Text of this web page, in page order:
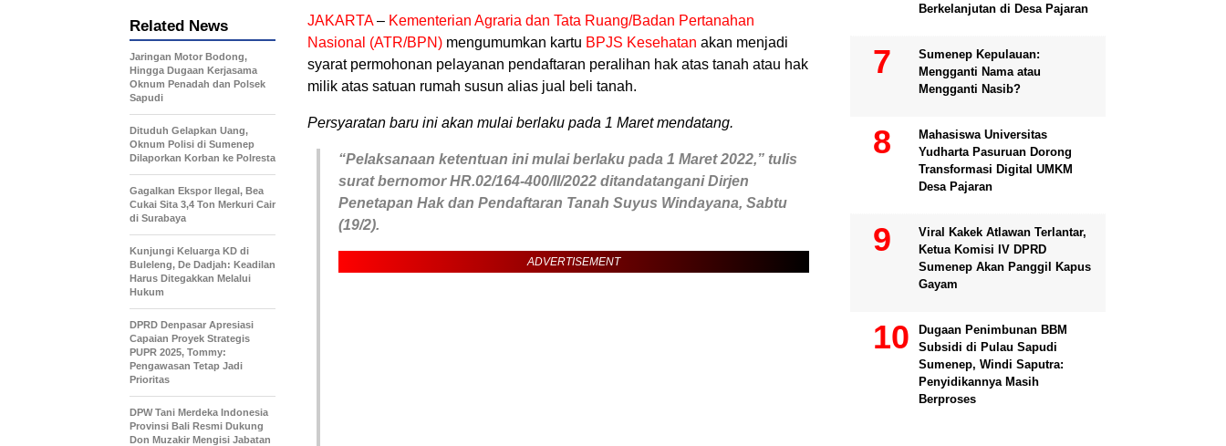
JAKARTA– Kementerian Agraria dan Tata Ruang/Badan Pertanahan
Nasional (ATR/BPN) mengumumkan kartu BPJS Kesehatan akan menjadi
syarat permohonan pelayanan pendaftaran peralihan hak atas tanah atau hak
milik atas satuan rumah susun alias jual beli tanah.
Persyaratan baru ini akan mulai berlaku pada 1 Maret mendatang.
“Pelaksanaan ketentuan ini mulai berlaku pada 1 Maret 2022,” tulis
surat bernomor HR.02/164-400/II/2022 ditandatangani Dirjen
Penetapan Hak dan Pendaftaran Tanah Suyus Windayana, Sabtu
(19/2).
ADVERTISEMENT
Related News
Jaringan Motor Bodong,
Hingga Dugaan Kerjasama
Oknum Penadah dan Polsek
Sapudi
Dituduh Gelapkan Uang,
Oknum Polisi di Sumenep
Dilaporkan Korban ke Polresta
Gagalkan Ekspor Ilegal, Bea
Cukai Sita 3,4 Ton Merkuri Cair
di Surabaya
Kunjungi Keluarga KD di
Buleleng, De Dadjah: Keadilan
Harus Ditegakkan Melalui
Hukum
DPRD Denpasar Apresiasi
Capaian Proyek Strategis
PUPR 2025, Tommy:
Pengawasan Tetap Jadi
Prioritas
DPW Tani Merdeka Indonesia
Provinsi Bali Resmi Dukung
Don Muzakir Mengisi Jabatan
Berkelanjutan di Desa Pajaran
Sumenep Kepulauan:
Mengganti Nama atau
Mengganti Nasib?
Mahasiswa Universitas
Yudharta Pasuruan Dorong
Transformasi Digital UMKM
Desa Pajaran
Viral Kakek Atlawan Terlantar,
Ketua Komisi IV DPRD
Sumenep Akan Panggil Kapus
Gayam
Dugaan Penimbunan BBM
Subsidi di Pulau Sapudi
Sumenep, Windi Saputra:
Penyidikannya Masih
Berproses